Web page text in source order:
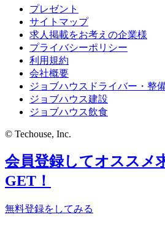
プレゼント
サイトマップ
求人掲載をお考えの企業様
プライバシーポリシー
利用規約
会社概要
ジョブハウスドライバー・整
ジョブハウス建設
ジョブハウス飲食
© Techouse, Inc.
会員登録してオススメ
GET！
無料登録をしてみる